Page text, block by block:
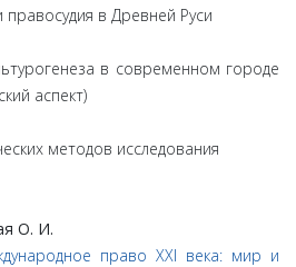
в Древней Руси
в современном городе
аспект)
методов исследования
О. И.
право XXI века: мир и